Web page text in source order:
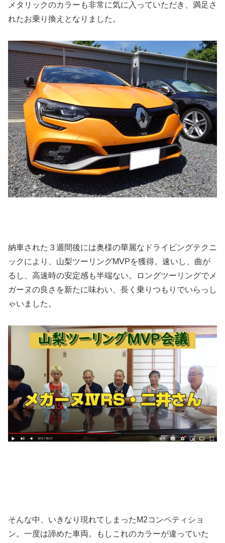
メタリックのカラーも非常に気に入っていただき、満足さ
れたお乗り換えとなりました。
納車された３週間後には奥様の華麗なドライビングテクニ
ックにより、山梨ツーリングMVPを獲得。速いし、曲が
るし、高速時の安定感も半端ない。ロングツーリングでメ
ガーヌの良さを新たに味わい、長く乗りつもりでいらっし
ゃいました。
そんな中、いきなり現れてしまったM2コンペティショ
ン。一度は諦めた車両。もしこれのカラーが違っていた